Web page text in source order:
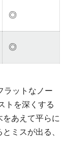
◎
◎
ラットなノー
トを深くする
あえて平らに
ミスが出る、